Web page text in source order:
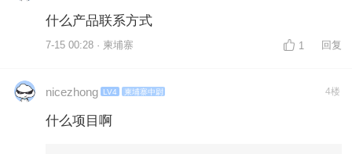
什么产品联系方式
7-15 00:28 · 柬埔寨 1 回复
nicezhong LV4 柬埔寨中尉 4楼
什么项目啊